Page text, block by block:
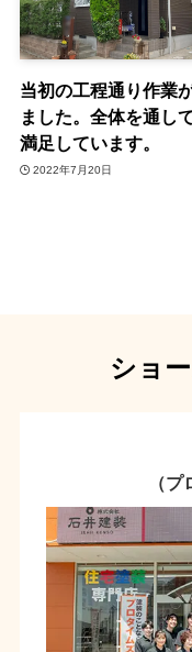
当初の工程通り作業
ました。全体を通し
満足しています。
2022年7月20日
ショ
（